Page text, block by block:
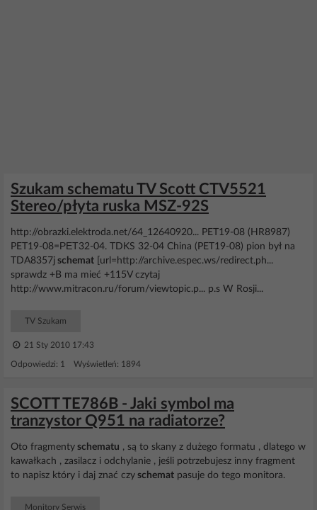
Szukam schematu TV Scott CTV5521
Stereo/płyta ruska MSZ-92S
http://obrazki.elektroda.net/64_12640920... PET19-08 (HR8987)
PET19-08=РЕТ32-04. TDKS 32-04 China (PET19-08) pion był na
TDA8357j schemat [url=http://archive.espec.ws/redirect.ph...
sprawdz +B ma mieć +115V czytaj
http://www.mitracon.ru/forum/viewtopic.p... p.s W Rosji...
TV Szukam
21 Sty 2010 17:43
Odpowiedzi: 1 Wyświetleń: 1894
SCOTT TE786B - Jaki symbol ma
tranzystor Q951 na radiatorze?
Oto fragmenty schematu , są to skany z dużego formatu , dlatego w
kawałkach , zasilacz i odchylanie , jeśli potrzebujesz inny fragment
to napisz który i daj znać czy schemat pasuje do tego monitora.
Monitory Serwis